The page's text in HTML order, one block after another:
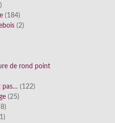
(184)
(2)
de rond point
pas… (122)
(25)